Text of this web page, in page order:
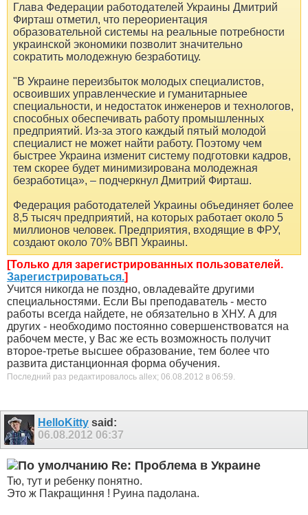
Глава Федерации работодателей Украины Дмитрий
Фирташ отметил, что переориентация
образовательной системы на реальные потребности
украинской экономики позволит значительно
сократить молодежную безработицу.
"В Украине переизбыток молодых специалистов,
освоивших управленческие и гуманитарныее
специальности, и недостаток инженеров и технологов,
способных обеспечивать работу промышленных
предприятий. Из-за этого каждый пятый молодой
специалист не может найти работу. Поэтому чем
быстрее Украина изменит систему подготовки кадров,
тем скорее будет минимизирована молодежная
безработица», – подчеркнул Дмитрий Фирташ.
Федерация работодателей Украины объединяет более
8,5 тысяч предприятий, на которых работает около 5
миллионов человек. Предприятия, входящие в ФРУ,
создают около 70% ВВП Украины.
[Только для зарегистрированных пользователей.
Зарегистрироваться.]
Учится никогда не поздно, овладевайте другими
специальностями. Если Вы преподаватель - место
работы всегда найдете, не обязательно в ХНУ. А для
других - необходимо постоянно совершенствоватся на
рабочем месте, у Вас же есть возможность получит
второе-третье высшее образование, тем более что
развита дистанционная форма обучения.
Последний раз редактировалось allex; 06.08.2012 в 06:59
HelloKitty said:
06.08.2012 06:37
Re: Проблема в Украине
Тю, тут и ребенку понятно.
Это ж Пакращиння ! Руина падолана.